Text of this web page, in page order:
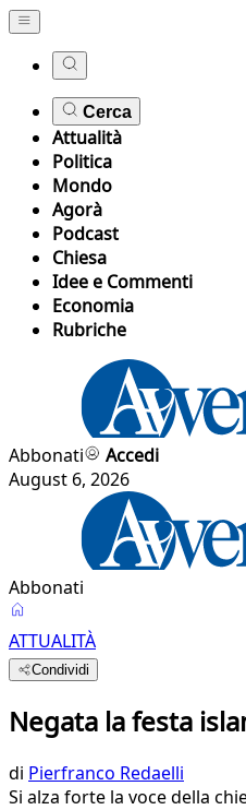
Cerca
Attualità
Politica
Mondo
Agorà
Podcast
Chiesa
Idee e Commenti
Economia
Rubriche
Abbonati
Accedi
August 6, 2026
Abbonati
ATTUALITÀ
Condividi
Negata la festa
di Pierfranco Redaelli
Si alza forte la voce della